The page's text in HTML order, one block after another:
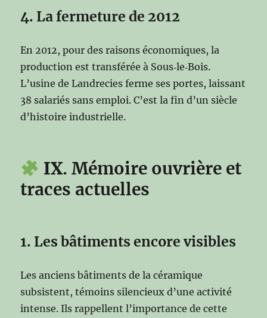
4. La fermeture de 2012
En 2012, pour des raisons économiques, la
production est transférée à Sous‑le‑Bois.
L’usine de Landrecies ferme ses portes, laissant
38 salariés sans emploi. C’est la fin d’un siècle
d’histoire industrielle.
IX. Mémoire ouvrière et
traces actuelles
1. Les bâtiments encore visibles
Les anciens bâtiments de la céramique
subsistent, témoins silencieux d’une activité
intense. Ils rappellent l’importance de cette